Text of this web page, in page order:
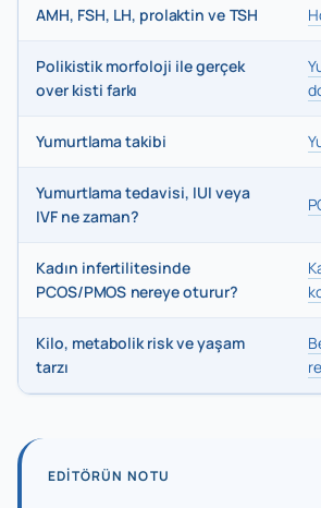
AMH, FSH, LH, prolaktin ve TSH
Polikistik morfoloji ile gerçek
over kisti farkı
Yumurtlama takibi
Yumurtlama tedavisi, IUI veya
IVF ne zaman?
Kadın infertilitesinde
PCOS/PMOS nereye oturur?
Kilo, metabolik risk ve yaşam
tarzı
EDITÖRÜN NOTU